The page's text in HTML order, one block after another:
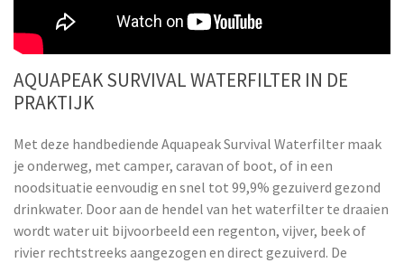
AQUAPEAK SURVIVAL WATERFILTER IN DE
PRAKTIJK
Met deze handbediende Aquapeak Survival Waterfilter maak
je onderweg, met camper, caravan of boot, of in een
noodsituatie eenvoudig en snel tot 99,9% gezuiverd gezond
drinkwater. Door aan de hendel van het waterfilter te draaien
wordt water uit bijvoorbeeld een regenton, vijver, beek of
rivier rechtstreeks aangezogen en direct gezuiverd. De